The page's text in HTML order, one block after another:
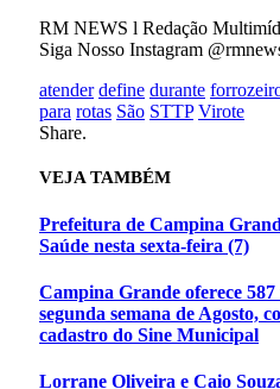
RM NEWS l Redação
Siga Nosso Instagram
atender define durante
para rotas São STTP Virote
Share.
VEJATAMBÉM
Prefeitura de Campina
Saúde nesta sexta-feira (7)
Campina Grande oferece 587
segunda semana de Agosto,
cadastro do Sine Municipal
Lorrane Oliveira e Caio